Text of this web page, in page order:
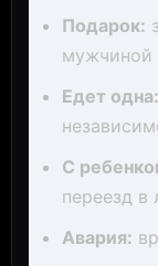
Подарок:
мужчиной
Едет одна:
С
переезд
Авария: